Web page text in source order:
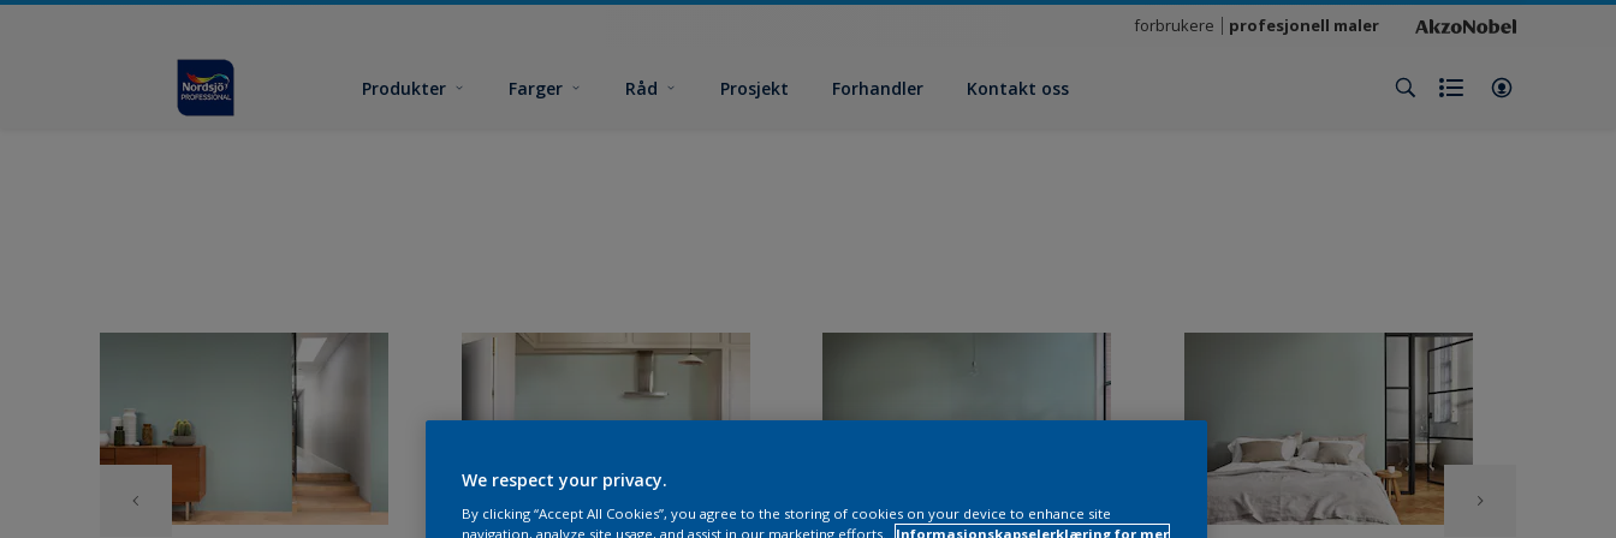
forbrukere profesjonell maler
Produkter Farger Råd Prosjekt Forhandler Kontakt oss
We respect your privacy.
By clicking “Accept All Cookies”, you agree to the storing of cookies on your device to enhance site
navigation, analyze site usage, and assist in our marketing efforts.
Informasjonskapselerklæring for mer